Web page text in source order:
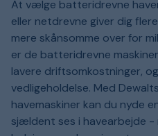
At vælge batteridrevne
eller netdrevne giver dig
mere skånsomme over for
er de batteridrevne
lavere driftsomkostninger,
vedligeholdelse. Med
havemaskiner kan du nyde
sjældent ses i havearbejde